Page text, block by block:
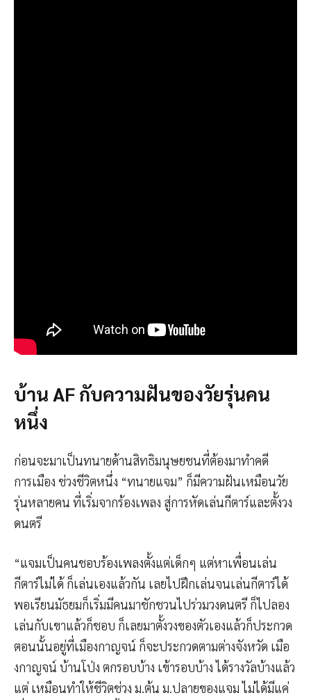
บ้าน AF กับความฝันของวัยรุ่นคน
หนึ่ง
ก่อนจะมาเป็นทนายด้านสิทธิมนุษยชนที่ต้องมาทำคดี
การเมือง ช่วงชีวิตหนึ่ง “ทนายแจม” ก็มีความฝันเหมือนวัย
รุ่นหลายคน ที่เริ่มจากร้องเพลง สู่การหัดเล่นกีตาร์และตั้งวง
ดนตรี
“แจมเป็นคนชอบร้องเพลงตั้งแต่เด็กๆ แต่หาเพื่อนเล่น
กีตาร์ไม่ได้ ก็เล่นเองแล้วกัน เลยไปฝึกเล่นจนเล่นกีตาร์ได้
พอเรียนมัธยมก็เริ่มมีคนมาชักชวนไปร่วมวงดนตรี ก็ไปลอง
เล่นกับเขาแล้วก็ชอบ ก็เลยมาตั้งวงของตัวเองแล้วก็ประกวด
ตอนนั้นอยู่ที่เมืองกาญจน์ ก็จะประกวดตามต่างจังหวัด เมือ
งกาญจน์ บ้านโป่ง ตกรอบบ้าง เข้ารอบบ้าง ได้รางวัลบ้างแล้ว
แต่ เหมือนทำให้ชีวิตช่วง ม.ต้น ม.ปลายของแจม ไม่ได้มีแค่